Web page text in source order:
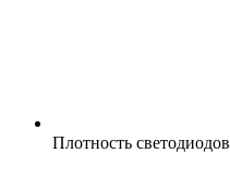
Плотность светодиодов